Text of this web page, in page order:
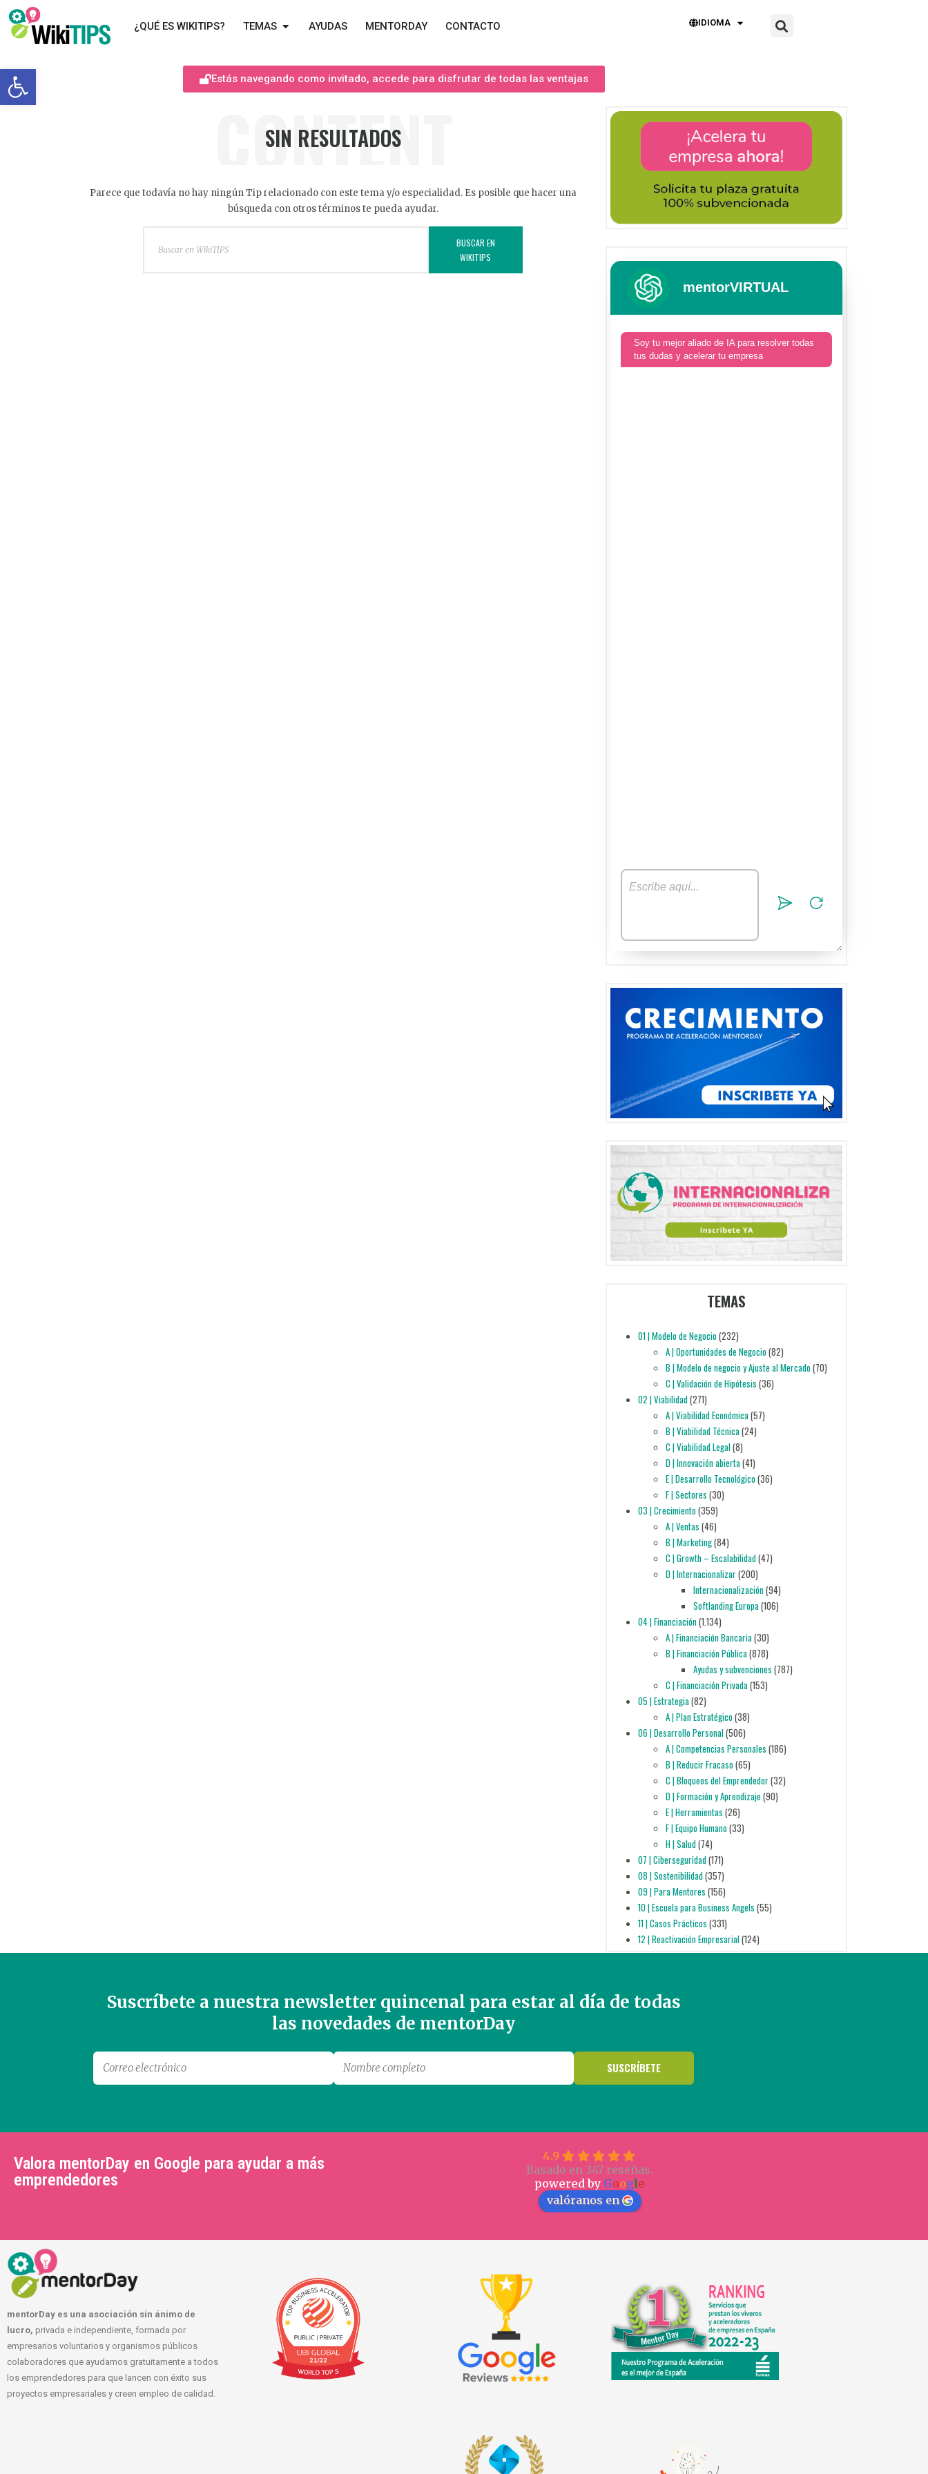
Abrir barra de herramientas
¿QUÉ ES WIKITIPS? TEMAS AYUDAS MENTORDAY CONTACTO IDIOMA
Estás navegando como invitado, accede para disfrutar de todas las ventajas
CONTENT
SIN RESULTADOS
Parece que todavía no hay ningún Tip relacionado con este tema y/o especialidad. Es posible que hacer una
búsqueda con otros términos te pueda ayudar.
BUSCAR EN
WIKITIPS
mentorVIRTUAL
Soy tu mejor aliado de IA para resolver todas
tus dudas y acelerar tu empresa
TEMAS
01 | Modelo de Negocio(232)
A | Oportunidades de Negocio(82)
B | Modelo de negocio y Ajuste al Mercado(70)
C | Validación de Hipótesis (36)
02 | Viabilidad(271)
A | Viabilidad Económica(57)
B | Viabilidad Técnica(24)
C | Viabilidad Legal(8)
D | Innovación abierta(41)
E | Desarrollo Tecnológico(36)
F | Sectores (30)
03 | Crecimiento(359)
A | Ventas (46)
B | Marketing(84)
C | Growth – Escalabilidad(47)
D | Internacionalizar(200)
Internacionalización(94)
Softlanding Europa(106)
04 | Financiación(1.134)
A | Financiación Bancaria(30)
B | Financiación Pública(878)
Ayudas y subvenciones (787)
C | Financiación Privada(153)
05 | Estrategia(82)
A | Plan Estratégico(38)
06 | Desarrollo Personal(506)
A | Competencias Personales (186)
B | Reducir Fracaso(65)
C | Bloqueos del Emprendedor(32)
D | Formación y Aprendizaje (90)
E | Herramientas (26)
F | Equipo Humano(33)
H | Salud(74)
07 | Ciberseguridad(171)
08 | Sostenibilidad(357)
09 | Para Mentores (156)
10 | Escuela para Business Angels (55)
11 | Casos Prácticos (331)
12 | Reactivación Empresarial(124)
Suscríbete a nuestra newsletter quincenal para estar al día de todas
las novedades de mentorDay
Valora mentorDay en Google para ayudar a más
emprendedores
4.9
Basado en 347 reseñas.
powered by Google
valóranos en
mentorDay es una asociación sin ánimo de
lucro, privada e independiente, formada por
empresarios voluntarios y organismos públicos
colaboradores que ayudamos gratuitamente a todos
los emprendedores para que lancen con éxito sus
proyectos empresariales y creen empleo de calidad.